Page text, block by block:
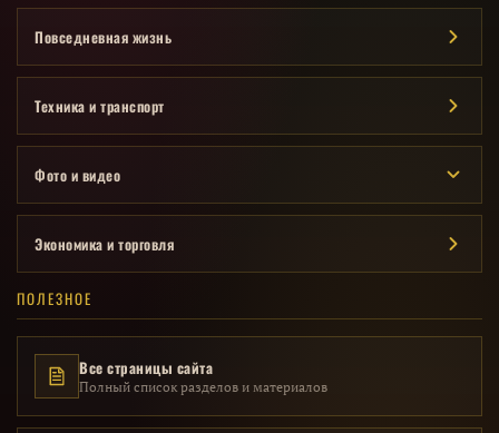
Повседневная жизнь
Техника и транспорт
Фото и видео
Экономика и торговля
ПОЛЕЗНОЕ
Все страницы сайта
Полный список разделов и материалов